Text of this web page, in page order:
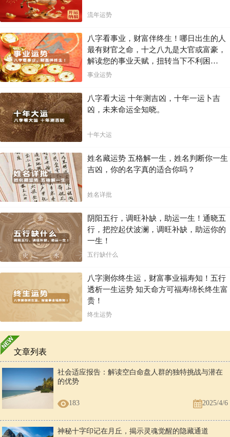
八字命理预测，是探索自身和未来的一种有效途径。它可以帮助我们更
好地了解自己，洞察未来趋势，从而更好地规划人生。但同时，我们也
要理性看待八字预测的结果，将它作为人生决策的参考，而不是唯一的
依据。
通过对自身八字的学习和理解，配合自我的努力和智慧，我们才能在人
生的道路上走得更加顺利，更加成功。记住，命运掌握在自己手中，八
字命理预测只是指引方向的灯塔。
希望本文能为您提供一些关于八字命理预测的思考与启发。
怎么看八字才是正确的思路?
八字是玄学，需要很高的悟性还要有这方面的缘分才能学好，这是对
的。 但是学会、弄懂，就不需要那么严格的条件了，现在根据我个人对
八字的理解，谈谈看八字的思路。 首先，八字是人生的表现，生活中几
乎所有的人事，都可以通过八字解释。 这是对八字命理的唯物性、可预
测性、可掌握性的最经典的说法。 不要怀疑命理的真实可靠性，断不准
只是技术的高低问题，而不是术数本身的问题，当然凡事都有局限性，
八字也不例外：比如四同八字，同时代的或不同时代的，同地点的或不
八字的技术理论的，只是我们无从知晓吧。 其次，八字首先注重原局，
岁运只是原局吉凶祸福的应期。 今天又一网友说一个八字，上大学的年
份，解释为何是那一年，不注重原局信息，是非常错误的。 乾：辛酉
乙未 辛卯 戊子 癸巳运的戊寅年落榜，己卯年外出上大学为何？能不能
上大学，有没有那个本事，必须分析原局的组合信息，至于哪一年上那
是岁运引动的事了。 原局戊子自合，子未穿，卯未合，子水食神受制，
因为是印星制了食神必然是头脑聪明、学业不错的，戊为头子水为思
维。 上大学的应期就要看岁运的组合作用了，此人癸巳运，戊寅年戊癸
合寅巳穿，戊癸合说明考的还不错，但是寅巳穿就表示落榜了，官星被
穿，事业（学业）受阻。 己卯年，卯酉冲，卯未合，财冲禄禄又在门户
去上学，很明显的象啊。 如果不分析原局，就不知道是出去上学还是赚
的理解，对大自然、对生活、对社会的理解。 八字命理学，不仅仅是玄
学，首先是一门哲学，没有对世界的深刻的辩证的认识，是学不好的。
八字可以预测人生吗？
根据生辰八字即命理学，是依据阴阳五行的生克制化原理进行综合分析
判断，得出结论，当然，很有依据，命理学仅是时间序列的组合，应该
加一个空间序列的组合，再加一个，人的主观能动性，则会更加完美无
过，一个高明的命理学者，首先，他的综合知识是很丰富的，他会考虑
在这个时间序列状态中加上其他应该与命运相关联的一切因素来进行综
流年运势
八字看事业，财富伴终生！哪日出生的人
最有财官之命，十之八九是大官或富豪，
解读您的事业天赋，扭转当下不利困
局！！
事业运势
八字看大运 十年测吉凶，十年一运卜吉
凶，未来命运全知晓。
十年大运
姓名藏运势 五格解一生，姓名判断你一生
吉凶，你的名字真的适合你吗？
姓名详批
阴阳五行，调旺补缺，助运一生！通晓五
行，把控起伏波澜，调旺补缺，助运你的
一生！
五行缺什么
八字测你终生运，财富事业福寿知！五行
透析一生运势 知天命方可福寿绵长终生富
贵！
终生运势
文章列表
社会适应报告：解读空白命盘人群的独特挑战与潜在
的优势
183 2025/4/6
神秘十字印记在月丘，揭示灵魂觉醒的隐藏通道